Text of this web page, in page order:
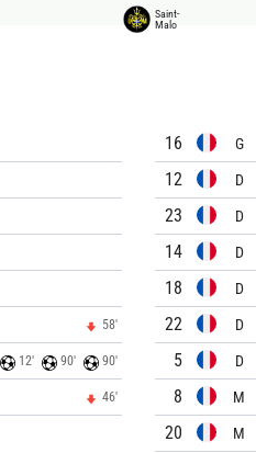
Saint-
Malo
58'
12' 90' 90'
46'
16 G
12
D
23
D
14 D
18
D
22
D
5
D
8
M
20
M